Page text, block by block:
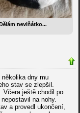
Dělám neviňátko...
několika dny mu
stav se zlepšil.
Včera ještě chodil po
na nohy.
a provedl ukončení,